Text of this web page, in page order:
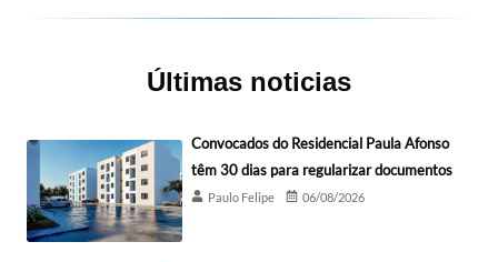
Últimas noticias
Convocados do Residencial Paula Afonso
têm 30 dias para regularizar documentos
Paulo Felipe 06/08/2026